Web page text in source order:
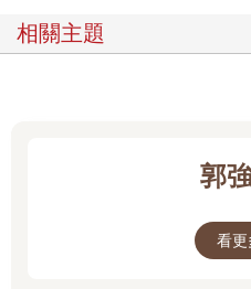
在現實生活中，進行人工流產的
相關主題
郭
看更